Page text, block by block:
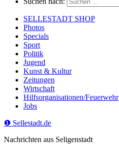
SELLESTADT SHOP
Photos
Specials
Sport
Politik
Jugend
Kunst & Kultur
Zeitungen
Wirtschaft
Hilfsorganisationen/Feuerwehr
Jobs
❶ Sellestadt.de
Nachrichten aus Seligenstadt